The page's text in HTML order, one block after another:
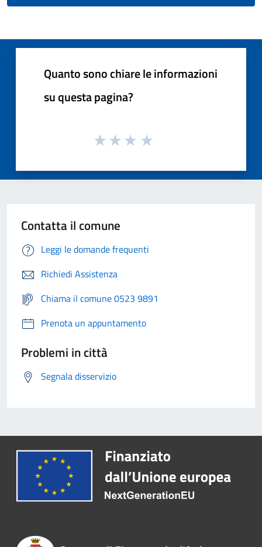
Quanto sono chiare le informazioni
su questa pagina?
Contatta il comune
Leggi le domande frequenti
Richiedi Assistenza
Chiama il comune 0523 9891
Prenota un appuntamento
Problemi in città
Segnala disservizio